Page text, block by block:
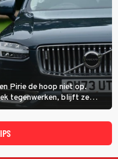
Pirie de hoop niet op.
tegenwerken, blijft ze
van Karen Pirie leidt het